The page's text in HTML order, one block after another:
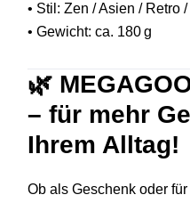
• Stil: Zen / Asien / Retro
• Gewicht: ca. 180 g
🌿
– für mehr
Ihrem Alltag!
Ob als Geschenk oder